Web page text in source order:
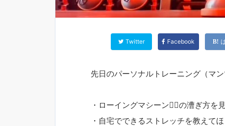
Twitter Facebook
先日のパーソナルトレーニング（マ
・ローイングマシーン🚣‍♂️の漕ぎ方を
・自宅でできるストレッチを教えて